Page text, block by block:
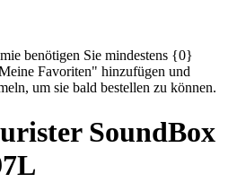
benötigen Sie mindestens {0}
Favoriten" hinzufügen und
um sie bald bestellen zu können.
SoundBox